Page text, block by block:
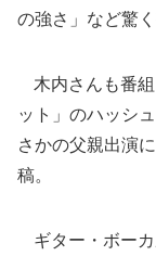
の強さ」など驚
木内さんも番
ット」のハッシ
さかの父親出演
稿。
ギター・ボー